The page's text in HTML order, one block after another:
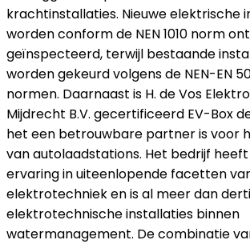
krachtinstallaties. Nieuwe elektrische
worden conform de NEN 1010 norm
geïnspecteerd, terwijl bestaande
worden gekeurd volgens de NEN-EN
normen. Daarnaast is H. de Vos
Mijdrecht B.V. gecertificeerd EV-Box
het een betrouwbare partner is voor
van autolaadstations. Het bedrijf
ervaring in uiteenlopende facetten
elektrotechniek en is al meer dan
elektrotechnische installaties binnen
watermanagement. De combinatie